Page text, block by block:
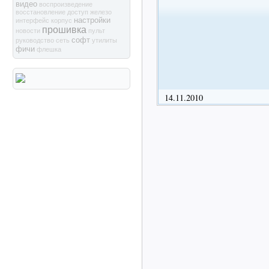
14.11.2010
видео воспроизведение
восстановление доступ железо
интерфейс корпус настройки
новости прошивка пульт
руководство сеть софт утилиты
фичи флешка